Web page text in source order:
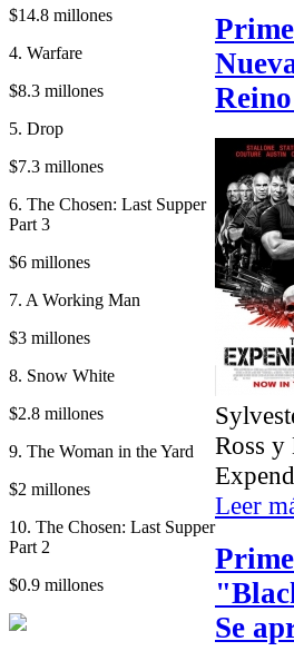
$14.8 millones
4. Warfare
$8.3 millones
5. Drop
$7.3 millones
6. The Chosen: Last Supper
Part 3
$6 millones
7. A Working Man
$3 millones
8. Snow White
$2.8 millones
9. The Woman in the Yard
$2 millones
10. The Chosen: Last Supper
Part 2
$0.9 millones
Ross y
Leer
Se